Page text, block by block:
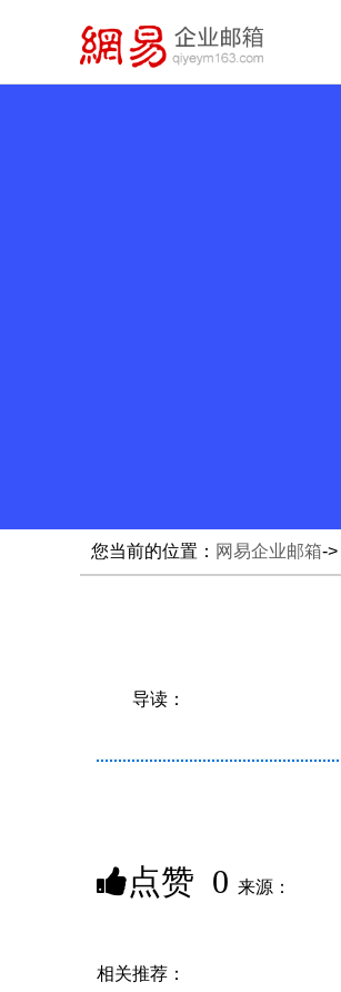
您当前的位置： 网易企业邮箱->
导读：
点赞 0 来源：
相关推荐：